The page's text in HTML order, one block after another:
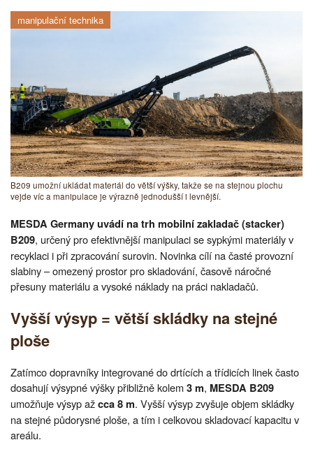
manipulační technika
B209 umožní ukládat materiál do větší výšky, takže se na stejnou plochu
vejde víc a manipulace je výrazně jednodušší i levnější.
MESDA Germany uvádí na trh mobilní zakladač (stacker)
B209, určený pro efektivnější manipulaci se sypkými materiály v
recyklaci i při zpracování surovin. Novinka cílí na časté provozní
slabiny – omezený prostor pro skladování, časově náročné
přesuny materiálu a vysoké náklady na práci nakladačů.
Vyšší výsyp = větší skládky na stejné
ploše
Zatímco dopravníky integrované do drtících a třídicích linek často
dosahují výsypné výšky přibližně kolem3 m, MESDA B209
umožňuje výsyp ažcca 8 m. Vyšší výsyp zvyšuje objem skládky
na stejné půdorysné ploše, a tím i celkovou skladovací kapacitu v
areálu.